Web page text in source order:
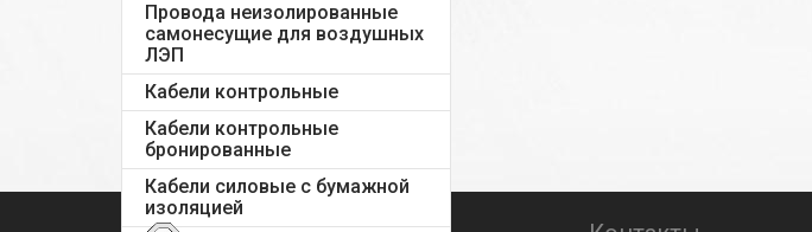
Провода неизолированные
самонесущие для воздушных
ЛЭП
Кабели контрольные
Кабели контрольные
бронированные
Кабели силовые с бумажной
изоляцией